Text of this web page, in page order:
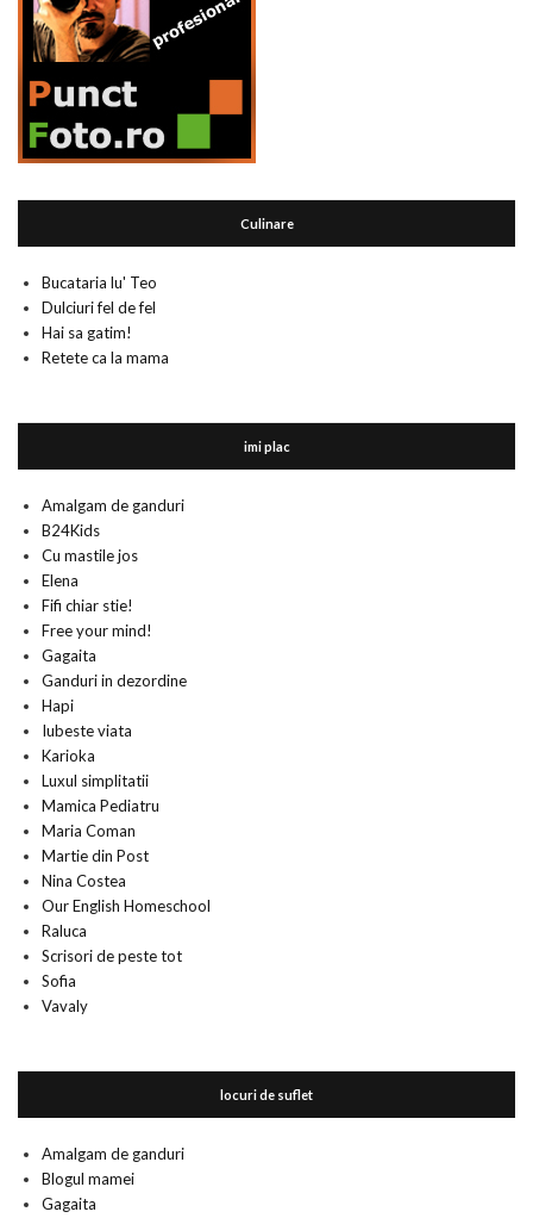
Culinare
Bucataria lu' Teo
Dulciuri fel de fel
Hai sa gatim!
Retete ca la mama
imi plac
Amalgam de ganduri
B24Kids
Cu mastile jos
Elena
Fifi chiar stie!
Free your mind!
Gagaita
Ganduri in dezordine
Hapi
Iubeste viata
Karioka
Luxul simplitatii
Mamica Pediatru
Maria Coman
Martie din Post
Nina Costea
Our English Homeschool
Raluca
Scrisori de peste tot
Sofia
Vavaly
locuri de suflet
Amalgam de ganduri
Blogul mamei
Gagaita